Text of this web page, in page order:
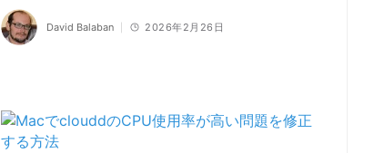
David Balaban 2026年2月26日